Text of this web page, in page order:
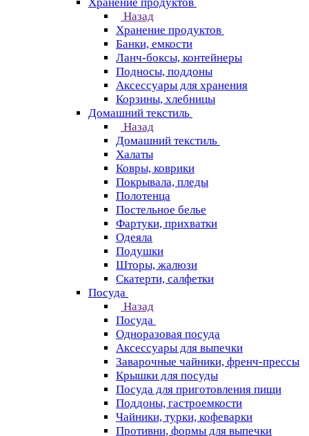
Назад
Хранение продуктов
Банки, емкости
Ланч-боксы, контейнеры
Подносы, поддоны
Аксессуары для хранения
Корзины, хлебницы
Домашний текстиль
Назад
Домашний текстиль
Халаты
Ковры, коврики
Покрывала, пледы
Полотенца
Постельное белье
Фартуки, прихватки
Одеяла
Подушки
Шторы, жалюзи
Скатерти, салфетки
Посуда
Назад
Посуда
Одноразовая посуда
Аксессуары для выпечки
Заварочные чайники, френч-прессы
Крышки для посуды
Посуда для приготовления пищи
Поддоны, гастроемкости
Чайники, турки, кофеварки
Противни, формы для выпечки